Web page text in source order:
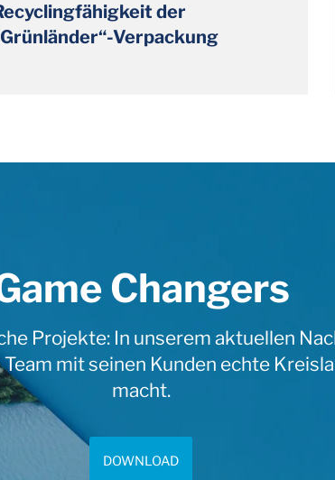
der
Verpackung
Changers
Projekte: In unserem aktuellen
mit seinen Kunden echte
macht.
DOWNLOAD